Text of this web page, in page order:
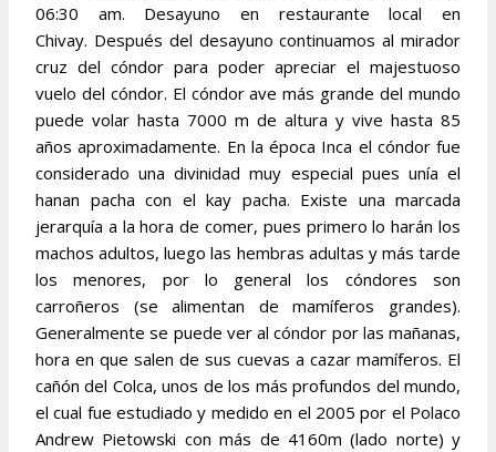
06:30 am. Desayuno en restaurante local en
Chivay. Después del desayuno continuamos al mirador
cruz del cóndor para poder apreciar el majestuoso
vuelo del cóndor. El cóndor ave más grande del mundo
puede volar hasta 7000 m de altura y vive hasta 85
años aproximadamente. En la época Inca el cóndor fue
considerado una divinidad muy especial pues unía el
hanan pacha con el kay pacha. Existe una marcada
jerarquía a la hora de comer, pues primero lo harán los
machos adultos, luego las hembras adultas y más tarde
los menores, por lo general los cóndores son
carroñeros (se alimentan de mamíferos grandes).
Generalmente se puede ver al cóndor por las mañanas,
hora en que salen de sus cuevas a cazar mamíferos. El
cañón del Colca, unos de los más profundos del mundo,
el cual fue estudiado y medido en el 2005 por el Polaco
Andrew Pietowski con más de 4160m (lado norte) y